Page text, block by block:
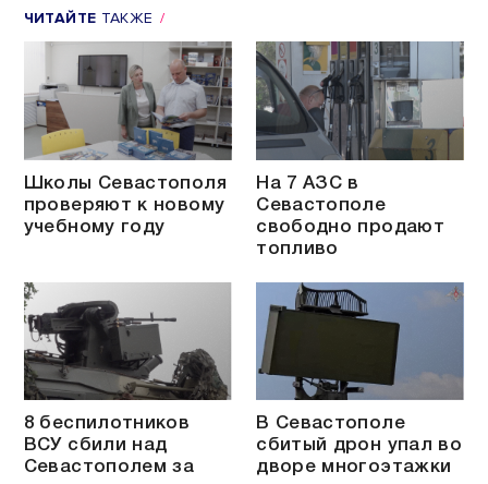
ЧИТАЙТЕ ТАКЖЕ
Школы Севастополя
проверяют к новому
учебному году
На 7 АЗС в
Севастополе
свободно продают
топливо
8 беспилотников
ВСУ сбили над
Севастополем за
В Севастополе
сбитый дрон упал во
дворе многоэтажки